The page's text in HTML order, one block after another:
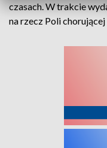
czasach. W trakcie
na rzecz Poli chorującej